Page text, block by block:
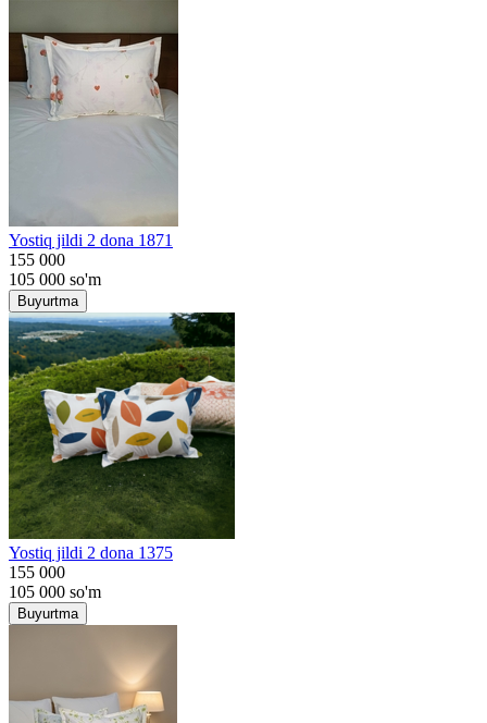
Yostiq jildi 2 dona 1871
155 000
105 000 so'm
Buyurtma
Yostiq jildi 2 dona 1375
155 000
105 000 so'm
Buyurtma